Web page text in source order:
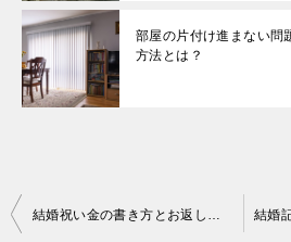
部屋の片付け進まない問
方法とは？
投
結婚祝い金の書き方とお返しのマナー！式なしでも必要？税金は？